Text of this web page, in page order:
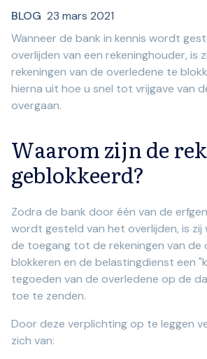
BLOG 23 mars 2021
Wanneer de bank in kennis wordt
overlijden van een rekeninghouder, is
rekeningen van de overledene te
hierna uit hoe u snel tot vrijgave van
overgaan.
Waarom zijn de
geblokkeerd?
Zodra de bank door één van de
wordt gesteld van het overlijden, is
de toegang tot de rekeningen van de
blokkeren en de belastingdienst een
tegoeden van de overledene op de
toe te zenden.
Door deze verplichting op te leggen
zich van: